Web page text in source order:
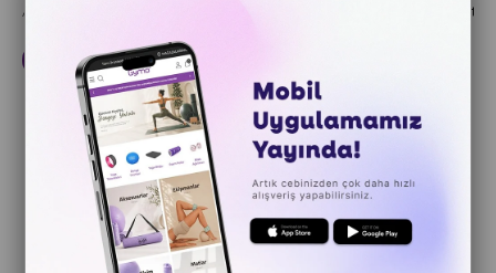
Anasayfa
Kargo Bedava